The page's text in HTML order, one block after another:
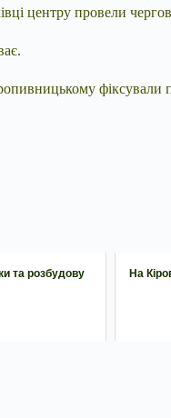
центру провели
фіксували
та розбудову
На